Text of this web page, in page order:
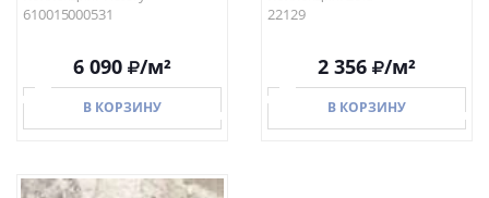
610015000531
6 090 /м²
В КОРЗИНУ
22129
2 356 /м²
В КОРЗИНУ